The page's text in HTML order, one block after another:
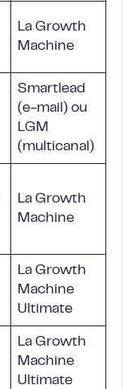
La Growth
Machine
Smartlead
(e-mail) ou
LGM
(multicanal)
La Growth
Machine
La Growth
Machine
Ultimate
La Growth
Machine
Ultimate